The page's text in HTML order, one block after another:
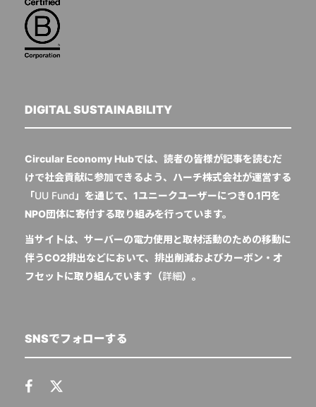
DIGITAL SUSTAINABILITY
Circular Economy Hubでは、読者の皆様が記事を読むだ
けで社会貢献に参加できるよう、ハーチ株式会社が運営する
「UU Fund 」を通じて、1ユニークユーザーにつき0.1円を
NPO団体に寄付する取り組みを行っています。
当サイトは、サーバーの電力使用と取材活動のための移動に
伴うCO2排出などにおいて、排出削減およびカーボン・オ
フセットに取り組んでいます（詳細）。
SNSでフォローする